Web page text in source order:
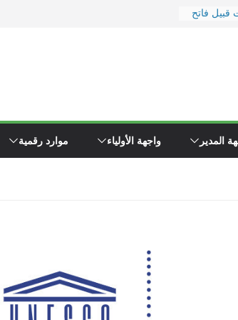
فاتح
\"همجي\"
المدير واجهة الأولياء موارد رقمية